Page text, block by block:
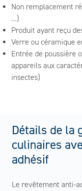
Non remplacement
…)
Produit ayant reçu
Verre ou céramique
Entrée de poussière
appareils aux
insectes)
Détails de la
culinaires
adhésif
Le revêtement anti-